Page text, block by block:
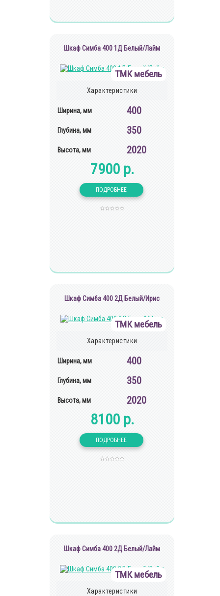
Шкаф Симба 400 1Д Белый/Лайм
ТМК мебель
Характеристики
Ширина, мм 400
Глубина, мм 350
Высота, мм 2020
7900 р.
Шкаф Симба 400 2Д Белый/Ирис
ТМК мебель
Характеристики
Ширина, мм 400
Глубина, мм 350
Высота, мм 2020
8100 р.
Шкаф Симба 400 2Д Белый/Лайм
ТМК мебель
Характеристики